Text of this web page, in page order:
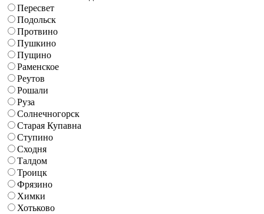
Пересвет
Подольск
Протвино
Пушкино
Пущино
Раменское
Реутов
Рошали
Руза
Солнечногорск
Старая Купавна
Ступино
Сходня
Талдом
Троицк
Фрязино
Химки
Хотьково